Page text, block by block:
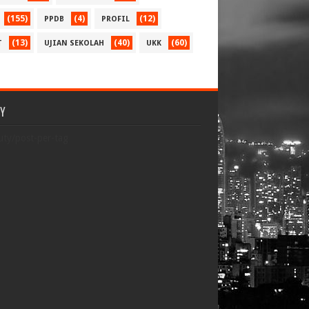
(155) PPDB (4) PROFIL (12)
(13) UJIAN SEKOLAH (40) UKK (60)